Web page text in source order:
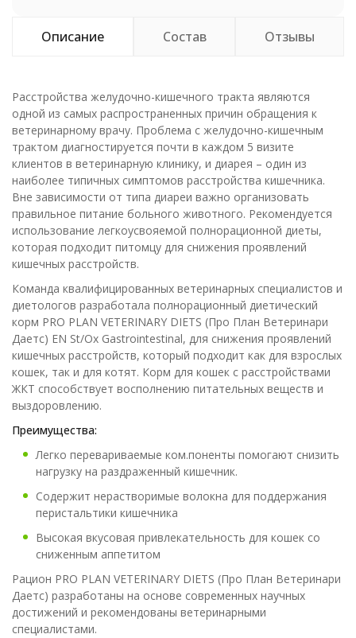
Описание Состав Отзывы
Расстройства желудочно-кишечного тракта являются
одной из самых распространенных причин обращения к
ветеринарному врачу. Проблема с желудочно-кишечным
трактом диагностируется почти в каждом 5 визите
клиентов в ветеринарную клинику, и диарея – один из
наиболее типичных симптомов расстройства кишечника.
Вне зависимости от типа диареи важно организовать
правильное питание больного животного. Рекомендуется
использование легкоусвояемой полнорационной диеты,
которая подходит питомцу для снижения проявлений
кишечных расстройств.
Команда квалифицированных ветеринарных специалистов и
диетологов разработала полнорационный диетический
корм PRO PLAN VETERINARY DIETS (Про План Ветеринари
Даетс) EN St/Ox Gastrointestinal, для снижения проявлений
кишечных расстройств, который подходит как для взрослых
кошек, так и для котят. Корм для кошек с расстройствами
ЖКТ способствует восполнению питательных веществ и
выздоровлению.
Преимущества:
Легко перевариваемые ком.поненты помогают снизить
нагрузку на раздраженный кишечник.
Содержит нерастворимые волокна для поддержания
перистальтики кишечника
Высокая вкусовая привлекательность для кошек со
сниженным аппетитом
Рацион PRO PLAN VETERINARY DIETS (Про План Ветеринари
Даетс) разработаны на основе современных научных
достижений и рекомендованы ветеринарными
специалистами.